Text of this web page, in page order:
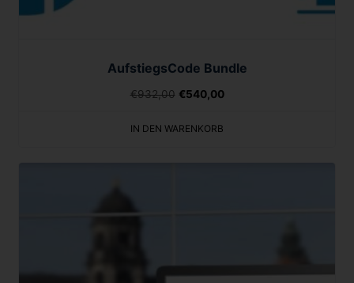
AufstiegsCode Bundle
€932,00 €540,00
IN DEN WARENKORB